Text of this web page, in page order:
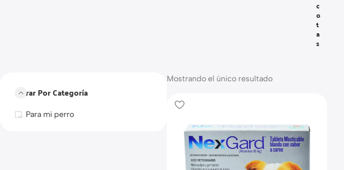
C
O
T
A
S
Filtrar Por Categoría
Para mi perro
Mostrando el único resultado